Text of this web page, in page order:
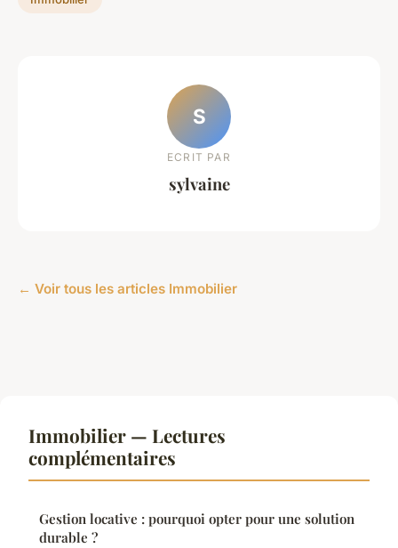
S
ECRIT PAR
sylvaine
← Voir tous les articles Immobilier
Immobilier — Lectures
complémentaires
Gestion locative : pourquoi opter pour une solution
durable ?